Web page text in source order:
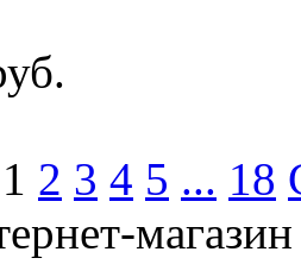
1 2 3 4 5 ... 18